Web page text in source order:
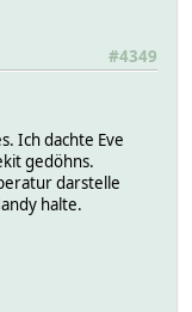
#4349
Ich dachte Eve
gedöhns.
darstelle
halte.